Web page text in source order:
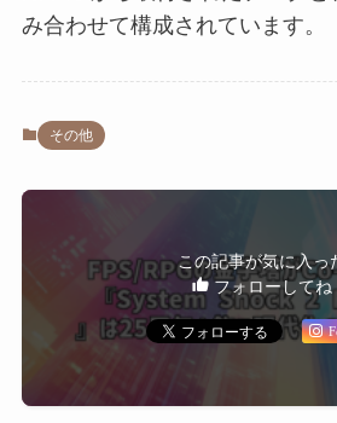
み合わせて構成されています。
その他
この記事が気に入っ
フォローしてね